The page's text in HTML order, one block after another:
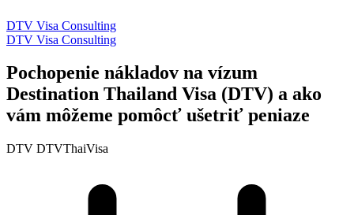
DTV Visa Consulting
DTV Visa Consulting
Pochopenie nákladov na vízum
Destination Thailand Visa (DTV) a ako
vám môžeme pomôcť ušetriť peniaze
DTV DTVThaiVisa